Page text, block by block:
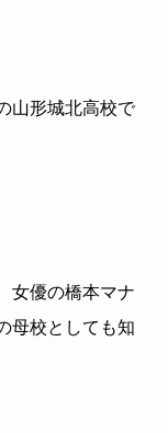
山形城北高校で
女優の橋本マナ
母校としても知